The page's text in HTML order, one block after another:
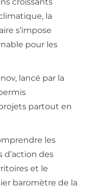
croissants
la
s’impose
pour les
lancé par la
partout en
les
d’action des
et le
baromètre de la